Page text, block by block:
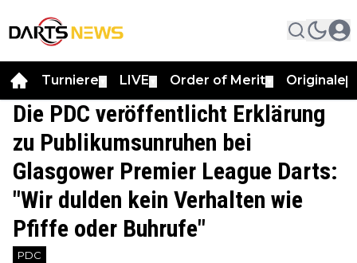
Turniere LIVE Order of Merit Originale
Die PDC veröffentlicht Erklärung
zu Publikumsunruhen bei
Glasgower Premier League Darts:
"Wir dulden kein Verhalten wie
Pfiffe oder Buhrufe"
PDC